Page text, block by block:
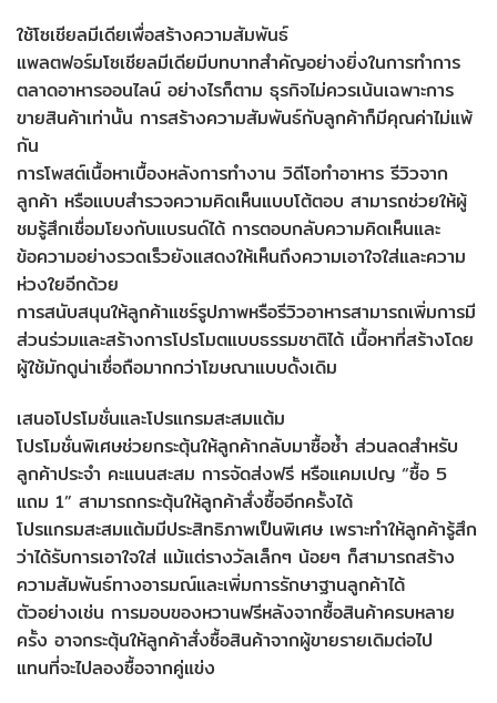
ใช้โซเชียลมีเดียเพื่อสร้างความสัมพันธ์
แพลตฟอร์มโซเชียลมีเดียมีบทบาทสำคัญอย่างยิ่งในการทำการ
ตลาดอาหารออนไลน์ อย่างไรก็ตาม ธุรกิจไม่ควรเน้นเฉพาะการ
ขายสินค้าเท่านั้น การสร้างความสัมพันธ์กับลูกค้าก็มีคุณค่าไม่แพ้
กัน
การโพสต์เนื้อหาเบื้องหลังการทำงาน วิดีโอทำอาหาร รีวิวจาก
ลูกค้า หรือแบบสำรวจความคิดเห็นแบบโต้ตอบ สามารถช่วยให้ผู้
ชมรู้สึกเชื่อมโยงกับแบรนด์ได้ การตอบกลับความคิดเห็นและ
ข้อความอย่างรวดเร็วยังแสดงให้เห็นถึงความเอาใจใส่และความ
ห่วงใยอีกด้วย
การสนับสนุนให้ลูกค้าแชร์รูปภาพหรือรีวิวอาหารสามารถเพิ่มการมี
ส่วนร่วมและสร้างการโปรโมตแบบธรรมชาติได้ เนื้อหาที่สร้างโดย
ผู้ใช้มักดูน่าเชื่อถือมากกว่าโฆษณาแบบดั้งเดิม
เสนอโปรโมชั่นและโปรแกรมสะสมแต้ม
โปรโมชั่นพิเศษช่วยกระตุ้นให้ลูกค้ากลับมาซื้อซ้ำ ส่วนลดสำหรับ
ลูกค้าประจำ คะแนนสะสม การจัดส่งฟรี หรือแคมเปญ “ซื้อ 5
แถม 1” สามารถกระตุ้นให้ลูกค้าสั่งซื้ออีกครั้งได้
โปรแกรมสะสมแต้มมีประสิทธิภาพเป็นพิเศษ เพราะทำให้ลูกค้ารู้สึก
ว่าได้รับการเอาใจใส่ แม้แต่รางวัลเล็กๆ น้อยๆ ก็สามารถสร้าง
ความสัมพันธ์ทางอารมณ์และเพิ่มการรักษาฐานลูกค้าได้
ตัวอย่างเช่น การมอบของหวานฟรีหลังจากซื้อสินค้าครบหลาย
ครั้ง อาจกระตุ้นให้ลูกค้าสั่งซื้อสินค้าจากผู้ขายรายเดิมต่อไป
แทนที่จะไปลองซื้อจากคู่แข่ง